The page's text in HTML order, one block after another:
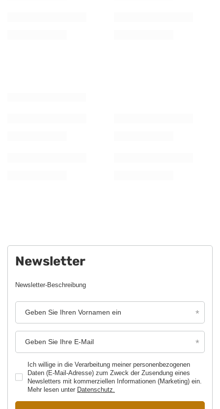
Newsletter
Newsletter-Beschreibung
Geben Sie Ihren Vornamen ein
Geben Sie Ihre E-Mail
Ich willige in die Verarbeitung meiner personenbezogenen
Daten (E-Mail-Adresse) zum Zweck der Zusendung eines
Newsletters mit kommerziellen Informationen (Marketing) ein.
Mehr lesen unter Datenschutz.